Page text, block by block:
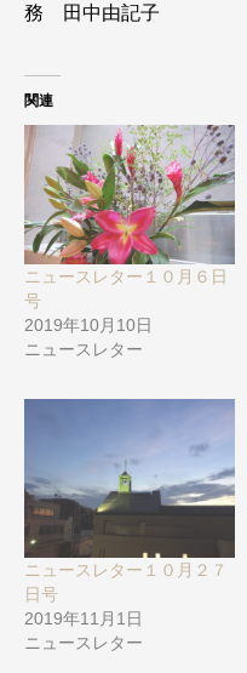
務 田中由記子
関連
ニュースレター１０月６日
号
2019年10月10日
ニュースレター
ニュースレター１０月２７
日号
2019年11月1日
ニュースレター